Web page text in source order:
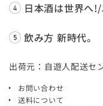
日本酒は世界へ
飲み方 新時代。
出荷元：自遊人配送セ
お問い合わせ
送料について